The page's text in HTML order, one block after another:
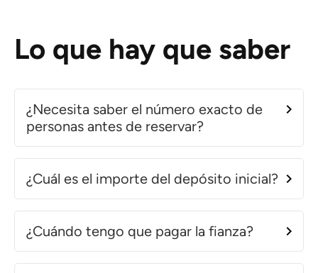
Lo que hay que saber
¿Necesita saber el número exacto de
personas antes de reservar?
¿Cuál es el importe del depósito inicial?
¿Cuándo tengo que pagar la fianza?